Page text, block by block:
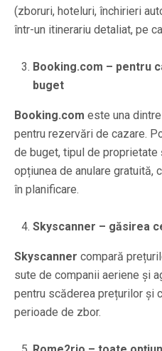
(zboruri, hoteluri, închirieri
într-un itinerariu detaliat, pe
Booking.com – pentru
buget
Booking.com este una
pentru rezervări de cazare.
de buget, tipul de
opțiunea de anulare
în planificare.
Skyscanner – găsirea
Skyscanner compară
sute de companii aeriene și
pentru scăderea prețurilor și
perioade de zbor.